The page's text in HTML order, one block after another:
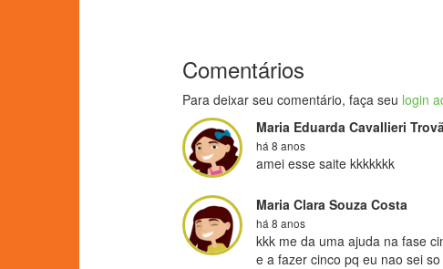
Comentários
Para deixar seu comentário, faça seu login
Maria Eduarda Cavallieri
há 8 anos
amei esse saite kkkkkkk
Maria Clara Souza Costa
há 8 anos
kkk me da uma ajuda na fase
e a fazer cinco pq eu nao sei